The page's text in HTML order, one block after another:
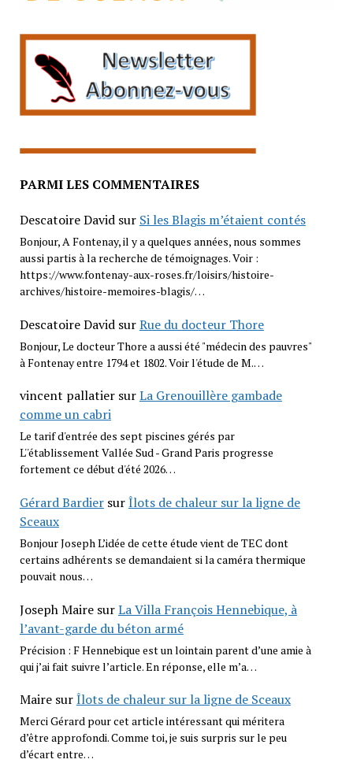
PARMI LES COMMENTAIRES
Descatoire Davidsur Si les Blagis m’étaient contés
Bonjour, A Fontenay, il y a quelques années, nous sommes
aussi partis à la recherche de témoignages. Voir :
https://www.fontenay-aux-roses.fr/loisirs/histoire-
archives/histoire-memoires-blagis/…
Descatoire DavidsurRue du docteur Thore
Bonjour, Le docteur Thore a aussi été "médecin des pauvres"
à Fontenay entre 1794 et 1802. Voir l'étude de M.…
vincent pallatiersurLa Grenouillère gambade
comme un cabri
Le tarif d'entrée des sept piscines gérés par
L''établissement Vallée Sud - Grand Paris progresse
fortement ce début d'été 2026…
Gérard BardiersurÎlots de chaleur sur la ligne de
Sceaux
Bonjour Joseph L’idée de cette étude vient de TEC dont
certains adhérents se demandaient si la caméra thermique
pouvait nous…
Joseph MairesurLa Villa François Hennebique, à
l’avant-garde du béton armé
Précision : F Hennebique est un lointain parent d’une amie à
qui j’ai fait suivre l’article. En réponse, elle m’a…
MairesurÎlots de chaleur sur la ligne de Sceaux
Merci Gérard pour cet article intéressant qui méritera
d’être approfondi. Comme toi, je suis surpris sur le peu
d’écart entre…